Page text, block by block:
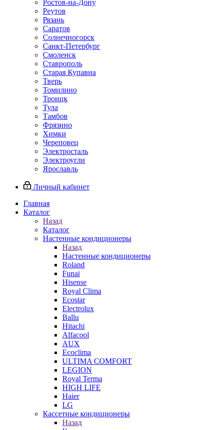
Ростов-на-Дону
Реутов
Рязань
Саратов
Солнечногорск
Санкт-Петербург
Смоленск
Ставрополь
Старая Купавна
Тверь
Томилино
Троицк
Тула
Тамбов
Фрязино
Химки
Череповец
Электросталь
Электроугли
Ярославль
Личный кабинет
Главная
Каталог
Назад
Каталог
Настенные кондиционеры
Назад
Настенные кондиционеры
Roland
Funai
Hisense
Royal Clima
Ecostar
Electrolux
Ballu
Hitachi
Alfacool
AUX
Ecoclima
ULTIMA COMFORT
LEGION
Royal Terma
HIGH LIFE
Haier
LG
Кассетные кондиционеры
Назад